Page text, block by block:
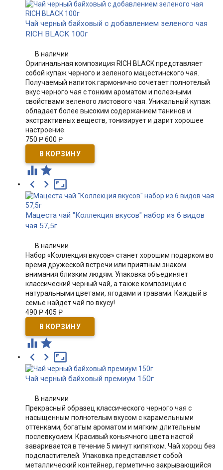
Чай черный байховый с добавлением зеленого чая
RICH BLACK 100г
В наличии
Оригинальная композиция RICH BLACK представляет
собой купаж черного и зеленого мацестинского чая.
Получаемый напиток гармонично сочетает полнотелый
вкус черного чая с тонким ароматом и полезными
свойствами зеленого листового чая. Уникальный купаж
обладает более высоким содержанием танинов и
экстрактивных веществ, тонизирует и дарит хорошее
настроение.
750 Р 600 Р
 

 
Мацеста чай "Коллекция вкусов" набор из 6 видов
чая 57,5г
В наличии
Набор «Коллекция вкусов» станет хорошим подарком во
время дружеской встречи или приятным знаком
внимания близким людям. Упаковка объединяет
классический черный чай, а также композиции с
натуральными цветами, ягодами и травами. Каждый в
семье найдет чай по вкусу!
490 Р 405 Р
 

 
Чай черный байховый премиум 150г
В наличии
Прекрасный образец классического черного чая с
насыщенным полнотелым вкусом с карамельными
оттенками, богатым ароматом и мягким длительным
послевкусием. Красивый коньячного цвета настой
заваривается в течение 5 минут кипятком. Чай хорош без
подсластителей. Упаковка представляет собой
металлический контейнер, герметично закрывающийся